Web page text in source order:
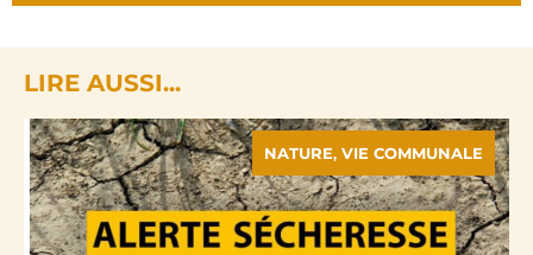
LIRE AUSSI...
NATURE, VIE COMMUNALE